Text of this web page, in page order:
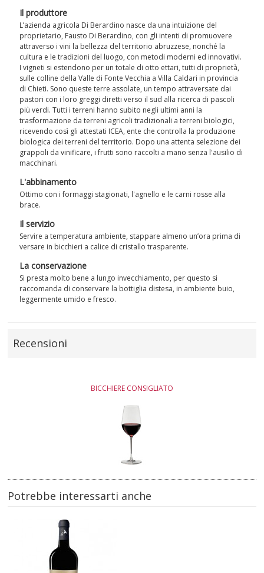
Il produttore
L’azienda agricola Di Berardino nasce da una intuizione del
proprietario, Fausto Di Berardino, con gli intenti di promuovere
attraverso i vini la bellezza del territorio abruzzese, nonché la
cultura e le tradizioni del luogo, con metodi moderni ed innovativi.
I vigneti si estendono per un totale di otto ettari, tutti di proprietà,
sulle colline della Valle di Fonte Vecchia a Villa Caldari in provincia
di Chieti. Sono queste terre assolate, un tempo attraversate dai
pastori con i loro greggi diretti verso il sud alla ricerca di pascoli
più verdi. Tutti i terreni hanno subito negli ultimi anni la
trasformazione da terreni agricoli tradizionali a terreni biologici,
ricevendo così gli attestati ICEA, ente che controlla la produzione
biologica dei terreni del territorio. Dopo una attenta selezione dei
grappoli da vinificare, i frutti sono raccolti a mano senza l'ausilio di
macchinari.
L'abbinamento
Ottimo con i formaggi stagionati, l'agnello e le carni rosse alla
brace.
Il servizio
Servire a temperatura ambiente, stappare almeno un’ora prima di
versare in bicchieri a calice di cristallo trasparente.
La conservazione
Si presta molto bene a lungo invecchiamento, per questo si
raccomanda di conservare la bottiglia distesa, in ambiente buio,
leggermente umido e fresco.
Recensioni
BICCHIERE CONSIGLIATO
Potrebbe interessarti anche